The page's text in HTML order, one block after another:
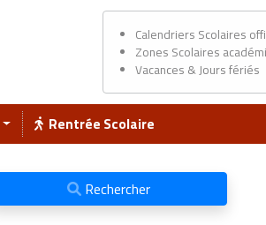
Calendriers Scolaires
Zones Scolaires
Vacances & Jours fériés
Rentrée Scolaire
Rechercher